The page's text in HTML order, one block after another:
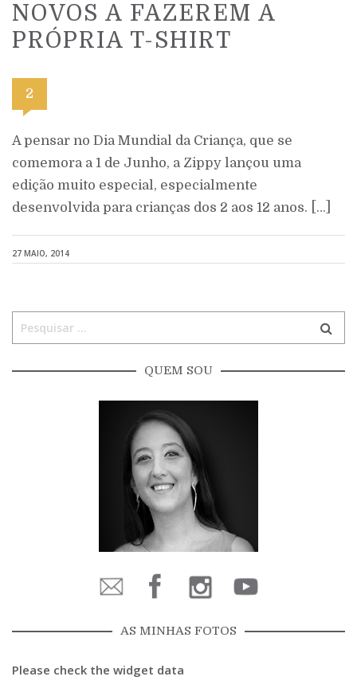
NOVOS A FAZEREM A
PRÓPRIA T-SHIRT
2
A pensar no Dia Mundial da Criança, que se
comemora a 1 de Junho, a Zippy lançou uma
edição muito especial, especialmente
desenvolvida para crianças dos 2 aos 12 anos. […]
27 MAIO, 2014
QUEM SOU
AS MINHAS FOTOS
Please check the widget data